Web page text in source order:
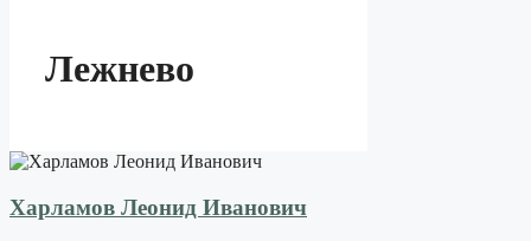
Лежнево
Харламов Леонид Иванович